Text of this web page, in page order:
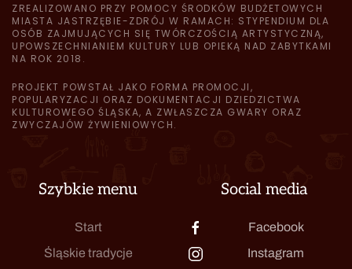
ZREALIZOWANO PRZY POMOCY ŚRODKÓW BUDŻETOWYCH
MIASTA JASTRZĘBIE-ZDRÓJ W RAMACH: STYPENDIUM DLA
OSÓB ZAJMUJĄCYCH SIĘ TWÓRCZOŚCIĄ ARTYSTYCZNĄ,
UPOWSZECHNIANIEM KULTURY LUB OPIEKĄ NAD ZABYTKAMI
NA ROK 2018.
PROJEKT POWSTAŁ JAKO FORMA PROMOCJI,
POPULARYZACJI ORAZ DOKUMENTACJI DZIEDZICTWA
KULTUROWEGO ŚLĄSKA, A ZWŁASZCZA GWARY ORAZ
ZWYCZAJÓW ŻYWIENIOWYCH.
Szybkie menu
Start
Śląskie tradycje
Social media
Facebook
Instagram